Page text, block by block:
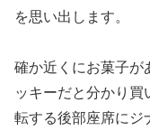
を思い出します。
確か近くにお菓子が
ッキーだと分かり買
転する後部座席にジ